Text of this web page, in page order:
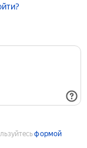
формой